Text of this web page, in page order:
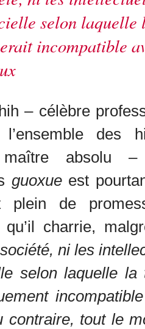
selon laquelle
incompatible
– célèbre
des
absolu –
guoxueest
plein de
qu’il charrie,
ni les
selon laquelle la
contraire, tout le